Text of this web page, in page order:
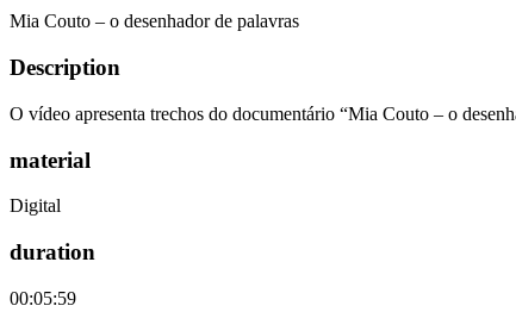
Mia Couto – o desenhador de palavras
Description
O vídeo apresenta trechos do documentário “Mia Couto – o
material
Digital
duration
00:05:59